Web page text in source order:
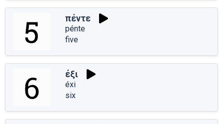
πέντε
pénte
five
έξι
éxi
six